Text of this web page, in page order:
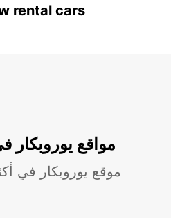
rental cars
مواقع يوروبكار
موقع يوروبكار في